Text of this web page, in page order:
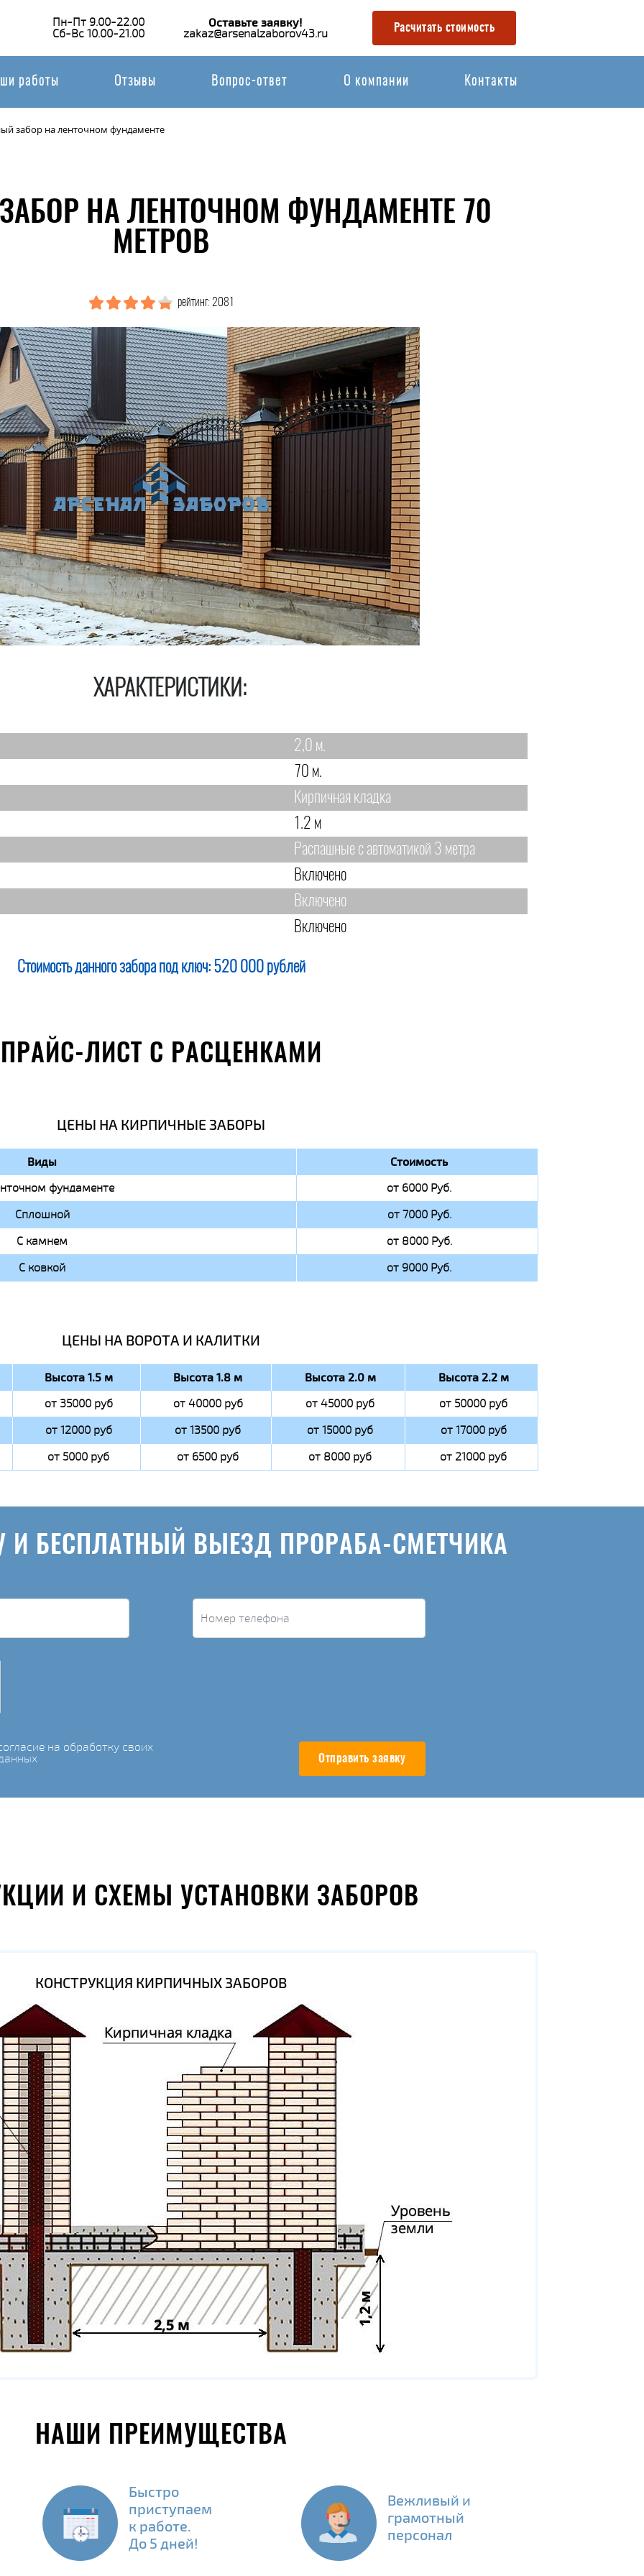
Пн-Пт 9.00-22.00
Сб-Вс 10.00-21.00
Оставьте заявку!
zakaz@arsenalzaborov43.ru Расчитать стоимость
работы Отзывы Вопрос-ответ О компании Контакты
забор на ленточном фундаменте
НА ЛЕНТОЧНОМ ФУНДАМЕНТЕ 70
МЕТРОВ
рейтинг: 2081
ХАРАКТЕРИСТИКИ:
2,0 м.
70 м.
Кирпичная кладка
1.2 м
Распашные с автоматикой 3 метра
Включено
Включено
Включено
Стоимость данного забора под ключ: 520 000 рублей
ПРАЙС-ЛИСТ С РАСЦЕНКАМИ
ЦЕНЫ НА КИРПИЧНЫЕ ЗАБОРЫ
Виды Стоимость
фундаменте
от 6000 Руб.
Сплошной
от 7000 Руб.
С камнем
от 8000 Руб.
С ковкой
от 9000 Руб.
ЦЕНЫ НА ВОРОТА И КАЛИТКИ
Высота 1.5 м Высота 1.8 м Высота 2.0 м Высота 2.2 м
от 35000 руб от 40000 руб от 45000 руб
от 50000 руб
от 12000 руб
от 13500 руб от 15000 руб
от 17000 руб
от 5000 руб
от 6500 руб от 8000 руб от 21000 руб
И БЕСПЛАТНЫЙ ВЫЕЗД ПРОРАБА-СМЕТЧИКА
на обработку своих
Отправить заявку
И СХЕМЫ УСТАНОВКИ ЗАБОРОВ
КОНСТРУКЦИЯ КИРПИЧНЫХ ЗАБОРОВ
НАШИ ПРЕИМУЩЕСТВА
Быстро
приступаем
к работе.
До 5 дней!
Вежливый и
грамотный
персонал